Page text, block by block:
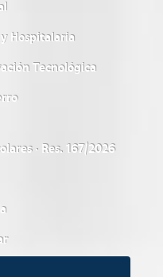
Hospitalaria
Tecnológica
· Res. 167/2026